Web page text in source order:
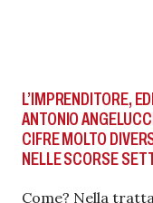
L’IMPRENDITORE,
ANTONIO
CIFRE MOLTO
NELLE SCORSE
Come? Nella